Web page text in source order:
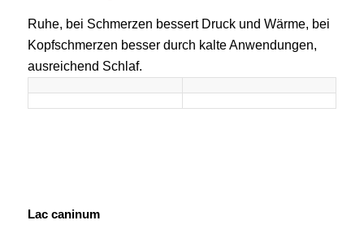
Ruhe, bei Schmerzen bessert Druck und Wärme, bei
Kopfschmerzen besser durch kalte Anwendungen,
ausreichend Schlaf.
Lac caninum